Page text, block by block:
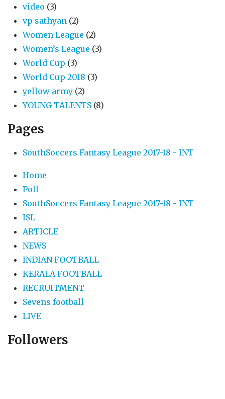
video (3)
vp sathyan (2)
Women League (2)
Women’s League (3)
World Cup (3)
World Cup 2018 (3)
yellow army (2)
YOUNG TALENTS (8)
Pages
SouthSoccers Fantasy League 2017-18 - INT
Home
Poll
SouthSoccers Fantasy League 2017-18 - INT
ISL
ARTICLE
NEWS
INDIAN FOOTBALL
KERALA FOOTBALL
RECRUITMENT
Sevens football
LIVE
Followers